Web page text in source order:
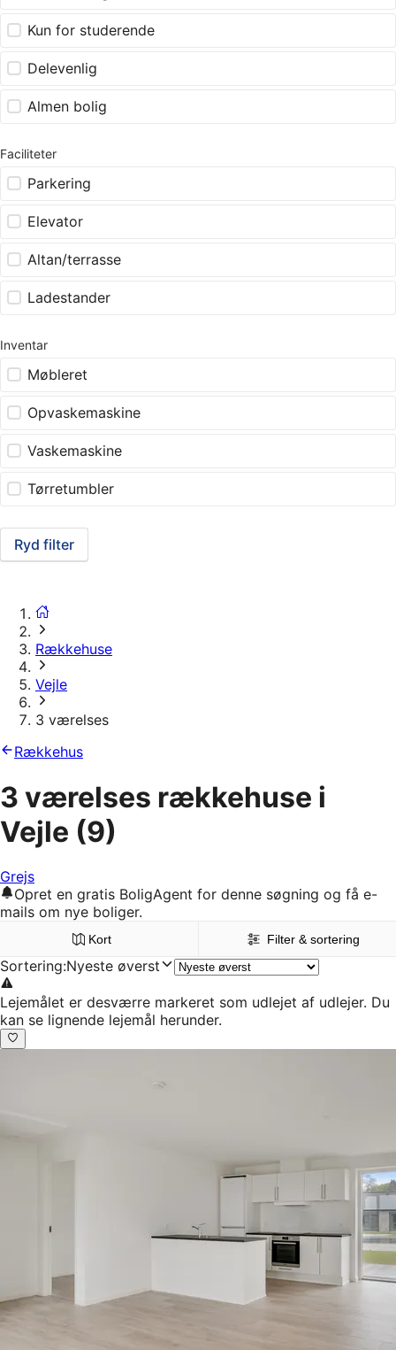
Kun for studerende
Delevenlig
Almen bolig
Faciliteter
Parkering
Elevator
Altan/terrasse
Ladestander
Inventar
Møbleret
Opvaskemaskine
Vaskemaskine
Tørretumbler
Ryd filter
Rækkehuse
Vejle
3 værelses
Rækkehus
3 værelses rækkehuse i
Vejle (9)
Grejs
Opret en gratis BoligAgent for denne søgning og få e-
mails om nye boliger.
Kort Filter & sortering
Sortering:Nyeste øverst
Lejemålet er desværre markeret som udlejet af udlejer. Du
kan se lignende lejemål herunder.